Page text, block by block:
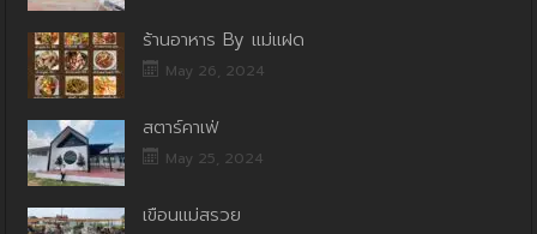
ร้านอาหาร By แม่แฝด
May 26, 2024
สตาร์คาเฟ่
May 25, 2024
เขื่อนแม่สรวย